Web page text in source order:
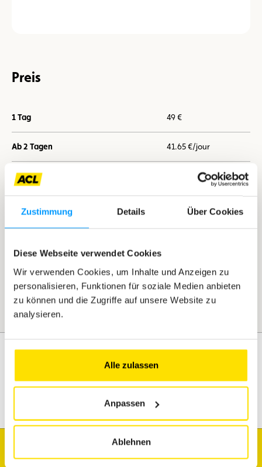
Zustimmung Details Über Cookies
Diese Webseite verwendet Cookies
Wir verwenden Cookies, um Inhalte und Anzeigen zu
personalisieren, Funktionen für soziale Medien anbieten
zu können und die Zugriffe auf unsere Website zu
analysieren.
Alle zulassen
Anpassen
Ablehnen
Preis
1 Tag 49 €
Ab 2 Tagen 41.65 €/jour
Ab 7 Tagen 36.75 €/jour
Assistenz Mobilität
Freizeitgestaltung